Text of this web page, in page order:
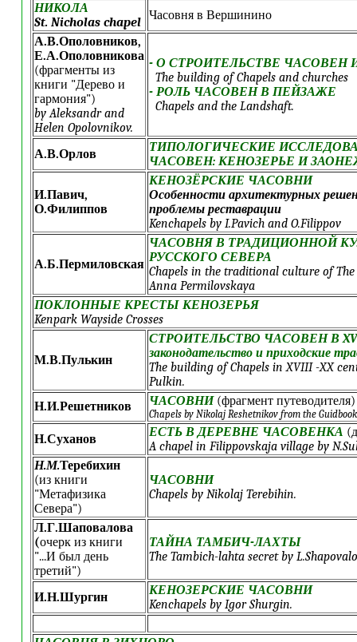
НИКОЛА
St. Nicholas chapel Часовня в Вершинино
А.В.Ополовников,
Е.А.Ополовникова
(фрагменты из
книги "Дерево и
гармония")
by Aleksandr and
Helen Opolovnikov.
- О СТРОИТЕЛЬСТВЕ ЧАСОВЕН
The building of Chapels and churches
- РОЛЬ ЧАСОВЕН В ПЕЙЗАЖЕ
Chapels and the Landshaft.
А.В.Орлов
ТИПОЛОГИЧЕСКИЕ
ЧАСОВЕН: КЕНОЗЕРЬЕ И
И.Павич,
О.Филиппов
КЕНОЗЁРСКИЕ ЧАСОВНИ
Особенности архитектурных
проблемы реставрации
Kenchapels by I.Pavich and O.Filippov
А.Б.Пермиловская
ЧАСОВНЯ В ТРАДИЦИОННОЙ
РУССКОГО СЕВЕРА
Chapels in the traditional culture of
Anna Permilovskaya
ПОКЛОННЫЕ КРЕСТЫ КЕНОЗЕРЬЯ
Kenpark Wayside Crosses
М.В.Пулькин
СТРОИТЕЛЬСТВО ЧАСОВЕН В
законодательство и приходские
The building of Chapels in XVIII -XX
Pulkin.
Н.И.Решетников
ЧАСОВНИ (фрагмент путеводителя)
Chapels by Nikolaj Reshetnikov from the
Н.Суханов ЕСТЬ В ДЕРЕВНЕ ЧАСОВЕНКА
A chapel in Filippovskaja village by
Н.М.Теребихин
(из книги
"Метафизика
Севера")
ЧАСОВНИ
Chapels by Nikolaj Terebihin.
Л.Г.Шаповалова
(очерк из книги
"...И был день
третий")
ТАЙНА ТАМБИЧ-ЛАХТЫ
The Tambich-lahta secret by
И.Н.Шургин
КЕНОЗЕРСКИЕ ЧАСОВНИ
Kenchapels by Igor Shurgin.